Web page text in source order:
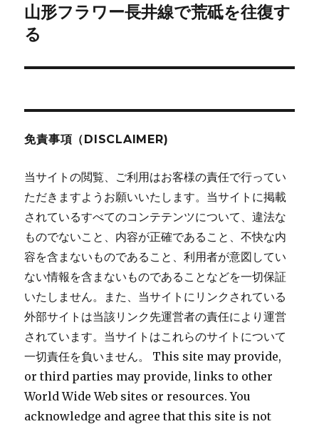
ー
シ
ン
次
の
稿:
山形フラワー長井線で荒砥を往復す
る
免責事項（DISCLAIMER)
当サイトの閲覧、ご利用はお客様の責任で行ってい
ただきますようお願いいたします。当サイトに掲載
されているすべてのコンテテンツについて、違法な
ものでないこと、内容が正確であること、不快な内
容を含まないものであること、利用者が意図してい
ない情報を含まないものであることなどを一切保証
いたしません。また、当サイトにリンクされている
外部サイトは当該リンク先運営者の責任により運営
されています。当サイトはこれらのサイトについて
一切責任を負いません。 This site may provide,
or third parties may provide, links to other
World Wide Web sites or resources. You
acknowledge and agree that this site is not